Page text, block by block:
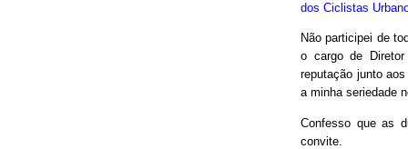
dos Ciclistas
Não participei de
o cargo de
reputação junto
a minha seriedade
Confesso que as
convite.